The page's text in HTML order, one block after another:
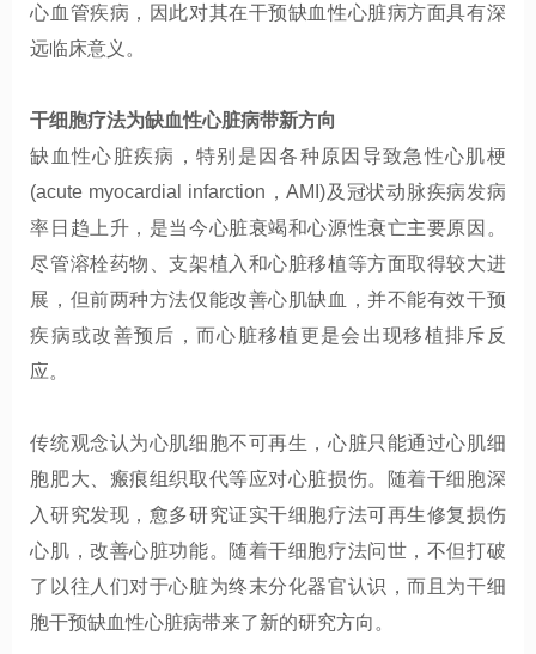
心血管疾病 ，因此对其在干预缺血性心脏病方面具有深
远临床意义。
干细胞疗法为缺血性心脏病带新方向
缺血性心脏疾病，特别是因各种原因导致急性心肌梗
(acute myocardial infarction ，AMI)及冠状动脉疾病发病
率 日趋上升，是当今心脏衰竭和心源性衰亡主要原因。
尽管溶栓药物、支架植入和心脏移植等方面取得较大进
展，但前两种方法仅能改善心肌缺血，并不能有效干预
疾病或改善预后，而心脏移植更是会出现移植排斥反
应。
传统观念认为心肌细胞不可再生，心脏只能通过心肌细
胞肥大、瘢痕组织取代等应对心脏损伤。随着干细胞深
入研究发现，愈多研究证实干细胞疗法可再生修复损伤
心肌，改善心脏功能。随着干细胞疗法问世，不但打破
了以往人们对于心脏为终末分化器官认识，而且为干细
胞干预缺血性心脏病带来了新的研究方向。